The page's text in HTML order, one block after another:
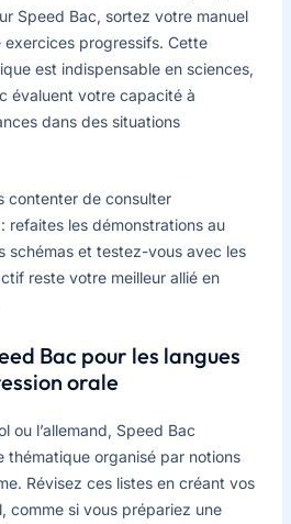
Speed Bac, sortez votre manuel
progressifs. Cette
est indispensable en sciences,
évaluent votre capacité à
dans des situations
contenter de consulter
refaites les démonstrations au
schémas et testez-vous avec les
reste votre meilleur allié en
Bac pour les langues
orale
ou l’allemand, Speed Bac
thématique organisé par notions
Révisez ces listes en créant vos
comme si vous prépariez une